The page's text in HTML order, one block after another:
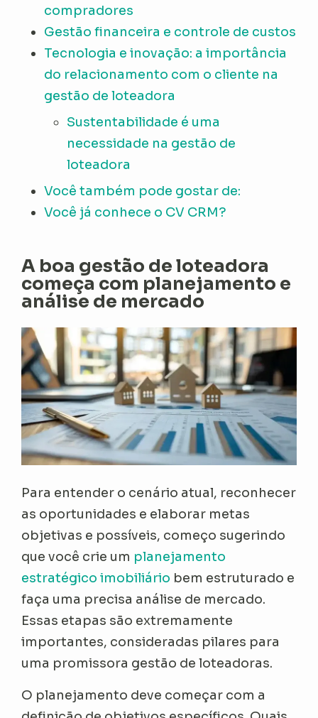
compradores
Gestão financeira e controle de custos
Tecnologia e inovação: a importância
do relacionamento com o cliente na
gestão de loteadora
Sustentabilidade é uma
necessidade na gestão de
loteadora
Você também pode gostar de:
Você já conhece o CV CRM?
A boa gestão de loteadora
começa com planejamento e
análise de mercado
Para entender o cenário atual, reconhecer
as oportunidades e elaborar metas
objetivas e possíveis, começo sugerindo
que você crie um planejamento
estratégico imobiliário bem estruturado e
faça uma precisa análise de mercado.
Essas etapas são extremamente
importantes, consideradas pilares para
uma promissora gestão de loteadoras.
O planejamento deve começar com a